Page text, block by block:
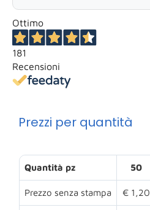
Ottimo
181
Recensioni
Prezzi per quantità
Quantità pz 50
Prezzo senza stampa € 1,20